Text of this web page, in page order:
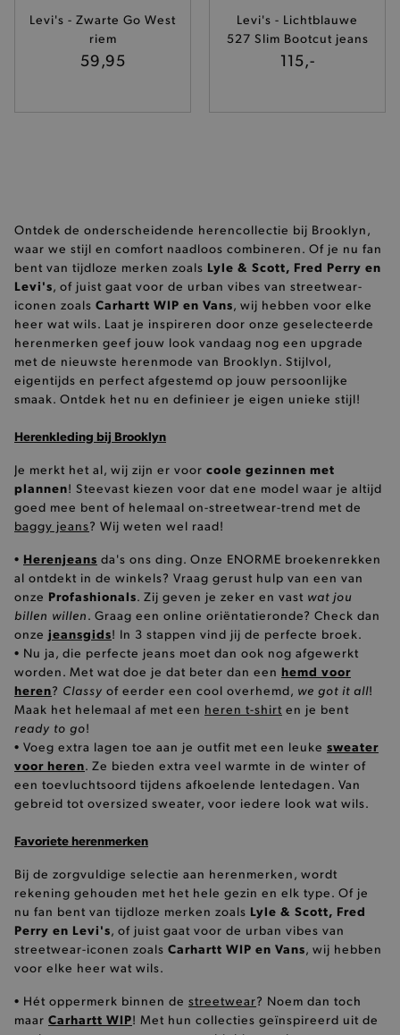
Levi's - Zwarte Go West
riem
59,95
Levi's - Lichtblauwe
527 Slim Bootcut jeans
115,-
Ontdek de onderscheidende herencollectie bij Brooklyn,
waar we stijl en comfort naadloos combineren. Of je nu fan
bent van tijdloze merken zoals Lyle & Scott, Fred Perry en
Levi's, of juist gaat voor de urban vibes van streetwear-
iconen zoals Carhartt WIP en Vans, wij hebben voor elke
heer wat wils. Laat je inspireren door onze geselecteerde
herenmerken geef jouw look vandaag nog een upgrade
met de nieuwste herenmode van Brooklyn. Stijlvol,
eigentijds en perfect afgestemd op jouw persoonlijke
smaak. Ontdek het nu en definieer je eigen unieke stijl!
Herenkleding bij Brooklyn
Je merkt het al, wij zijn er voor coole gezinnen met
plannen! Steevast kiezen voor dat ene model waar je altijd
goed mee bent of helemaal on-streetwear-trend met de
baggy jeans? Wij weten wel raad!
• Herenjeans da's ons ding. Onze ENORME broekenrekken
al ontdekt in de winkels? Vraag gerust hulp van een van
onze Profashionals. Zij geven je zeker en vast wat jou
billen willen. Graag een online oriëntatieronde? Check dan
onze jeansgids! In 3 stappen vind jij de perfecte broek.
• Nu ja, die perfecte jeans moet dan ook nog afgewerkt
worden. Met wat doe je dat beter dan een hemd voor
heren? Classy of eerder een cool overhemd, we got it all!
Maak het helemaal af met een heren t-shirt en je bent
ready to go!
• Voeg extra lagen toe aan je outfit met een leuke sweater
voor heren. Ze bieden extra veel warmte in de winter of
een toevluchtsoord tijdens afkoelende lentedagen. Van
gebreid tot oversized sweater, voor iedere look wat wils.
Favoriete herenmerken
Bij de zorgvuldige selectie aan herenmerken, wordt
rekening gehouden met het hele gezin en elk type. Of je
nu fan bent van tijdloze merken zoals Lyle & Scott, Fred
Perry en Levi's, of juist gaat voor de urban vibes van
streetwear-iconen zoals Carhartt WIP en Vans, wij hebben
voor elke heer wat wils.
• Hét oppermerk binnen de streetwear? Noem dan toch
maar Carhartt WIP! Met hun collecties geïnspireerd uit de
mage-cache-storage-section-
invalidation
Adobe Inc.
www.brooklyn.be
last_visited_store .www.brooklyn.be
mage-cache-storage
Adobe Inc.
www.brooklyn.be
recently_compared_product
Adobe Inc.
www.brooklyn.be
mage-messages
Adobe Inc.
www.brooklyn.be
CookieScriptConsent
recently_compared_product_previous
Adobe Inc.
www.brooklyn.be